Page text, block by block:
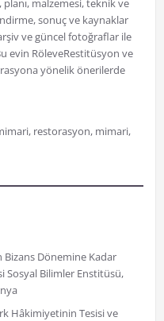
malzemesi, teknik ve
sonuç ve kaynaklar
arşiv ve güncel fotoğraflar ile
evin RöleveRestitüsyon ve
yönelik önerilerde
restorasyon, mimari,
Bizans Dönemine Kadar
Sosyal Bilimler Enstitüsü,
Hâkimiyetinin Tesisi ve